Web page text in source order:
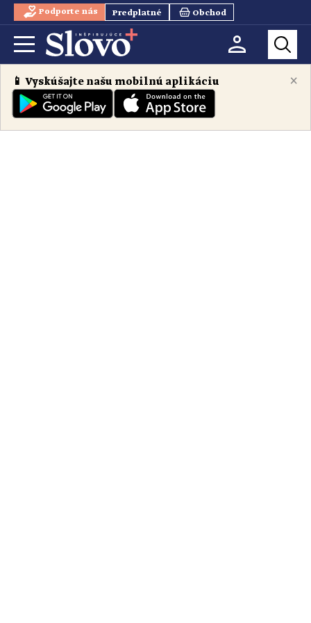
Podporte nás Predplatné Obchod
×
📱 Vyskúšajte našu mobilnú aplikáciu